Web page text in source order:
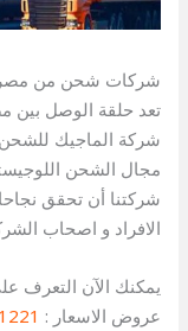
شركات شحن من مصر
تعد حلقة الوصل بين
شركة الماجيك
شركتنا أن تحقق
الافراد و اصحاب
يمكنك الآن التعرف
عروض الاسعار :